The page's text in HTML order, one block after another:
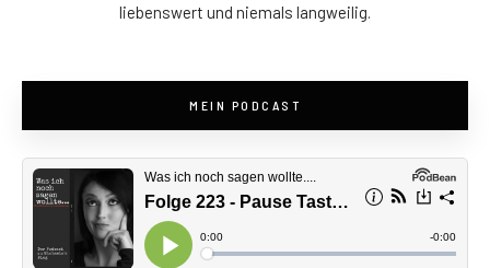
liebenswert und niemals langweilig.
MEIN PODCAST